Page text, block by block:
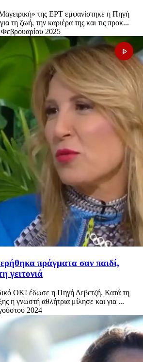
της ΕΡΤ εμφανίστηκε η Πηγή
τη ζωή, την καριέρα της και τις προκ...
2025
πράγματα σαν παιδί,
γειτονιά
ΟΚ! έδωσε η Πηγή Δεβετζή. Κατά τη
η γνωστή αθλήτρια μίλησε και για ...
2024